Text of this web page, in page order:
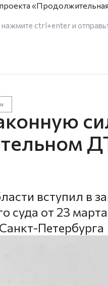
нажмите ctrl+enterи
вступил в
суда от 23
Петербурга